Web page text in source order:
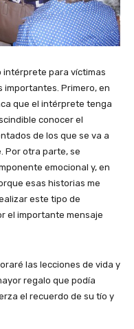
intérprete para víctimas
Primero, en
que el intérprete tenga
conocer el
de los que se va a
Por otra parte, se
emocional y, en
esas historias me
este tipo de
el importante mensaje
las lecciones de vida y
regalo que podía
el recuerdo de su tío y